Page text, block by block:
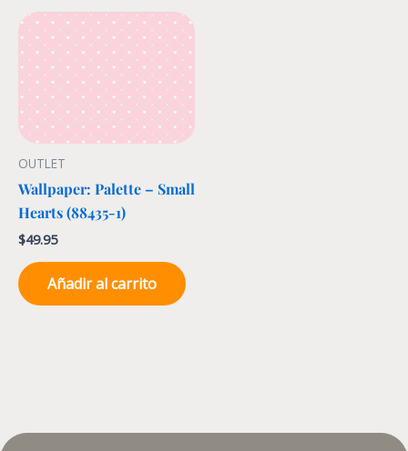
OUTLET
Wallpaper: Palette – Small
Hearts (88435-1)
$49.95
Añadir al carrito